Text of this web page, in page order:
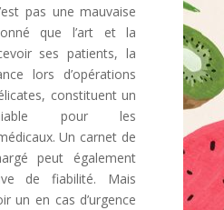
pas une mauvaise
que l’art et la
ses patients, la
lors d’opérations
constituent un
pour les
Un carnet de
peut également
de fiabilité. Mais
un en cas d’urgence